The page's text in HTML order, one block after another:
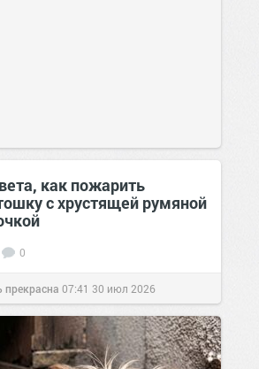
как пожарить
с хрустящей румяной
0
прекрасна 07:41 30 июл 2026